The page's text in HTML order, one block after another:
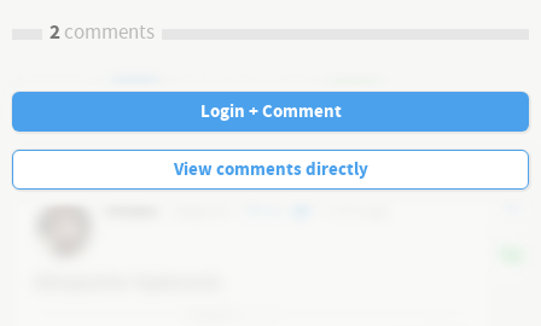
2comments
Login + Comment
View comments directly